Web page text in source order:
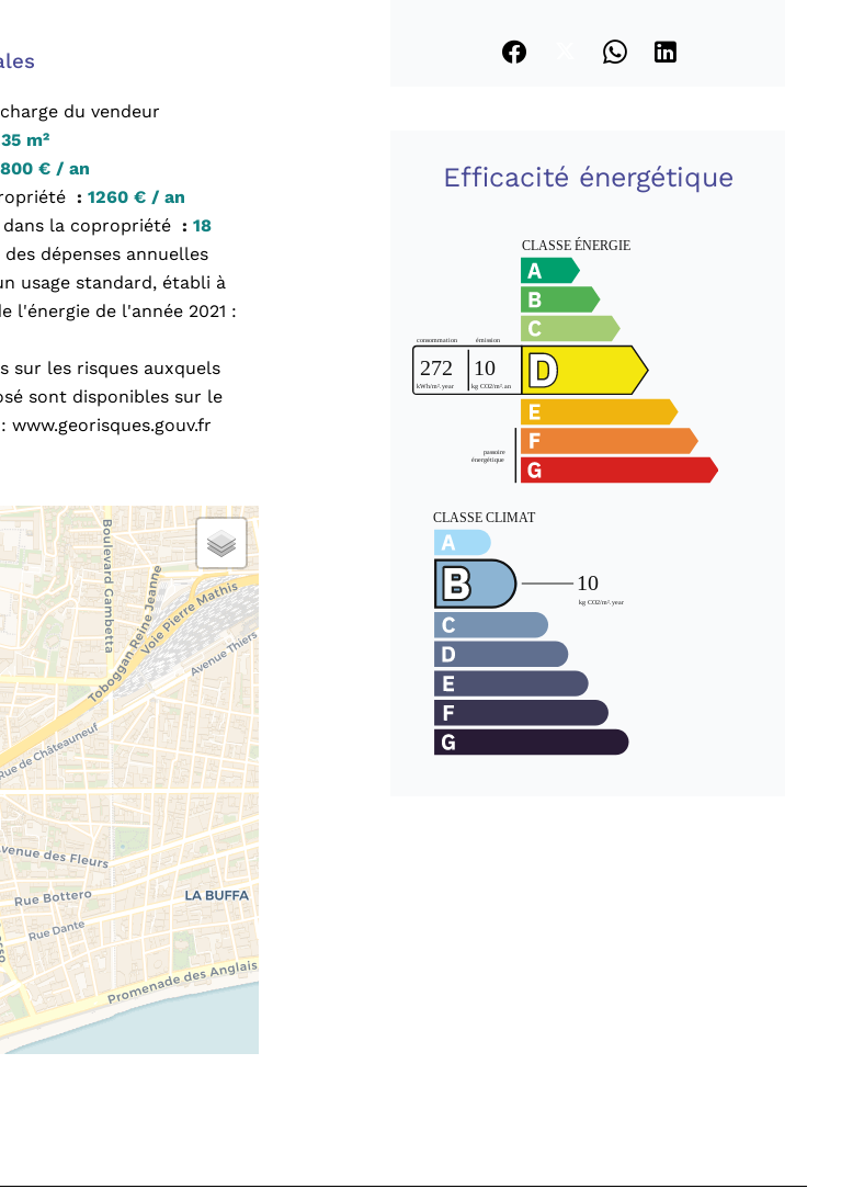
du vendeur
m²
800 € / an
1260 € / an
la copropriété
18
dépenses annuelles
usage standard, établi à
l'énergie de l'année 2021 :
sur les risques auxquels
sont disponibles sur le
www.georisques.gouv.fr
Efficacité énergétique